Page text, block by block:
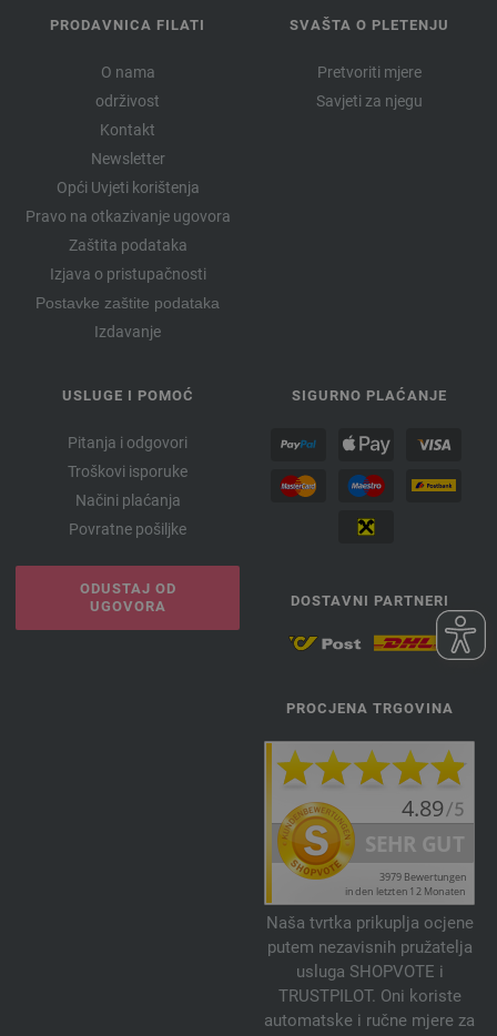
PRODAVNICA FILATI
O nama
održivost
Kontakt
Newsletter
Opći Uvjeti korištenja
Pravo na otkazivanje ugovora
Zaštita podataka
Izjava o pristupačnosti
Postavke zaštite podataka
Izdavanje
SVAŠTA O PLETENJU
Pretvoriti mjere
Savjeti za njegu
USLUGE I POMOĆ
Pitanja i odgovori
Troškovi isporuke
Načini plaćanja
Povratne pošiljke
ODUSTAJ OD
UGOVORA
SIGURNO PLAĆANJE
DOSTAVNI PARTNERI
PROCJENA TRGOVINA
Naša tvrtka prikuplja ocjene
putem nezavisnih pružatelja
usluga SHOPVOTE i
TRUSTPILOT. Oni koriste
automatske i ručne mjere za